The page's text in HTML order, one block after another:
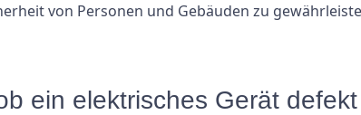
von Personen und Gebäuden zu
ein elektrisches Gerät